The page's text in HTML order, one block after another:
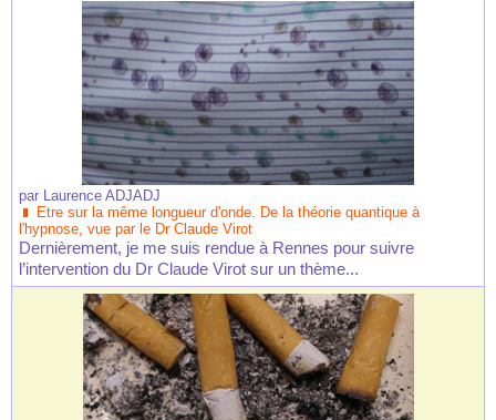
par Laurence ADJADJ
Etre sur la même longueur d'onde. De la théorie quantique à
l'hypnose, vue par le Dr Claude Virot
Dernièrement, je me suis rendue à Rennes pour suivre
l’intervention du Dr Claude Virot sur un thème...